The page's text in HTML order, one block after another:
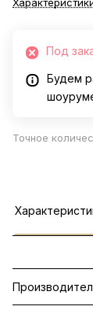
Под
Будем
Точное